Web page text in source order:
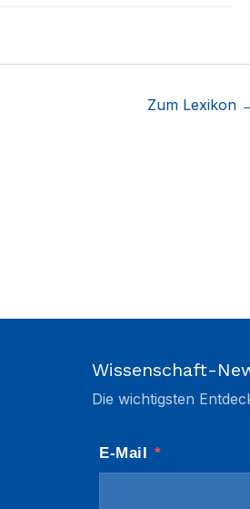
Zum Lexikon
Wissenschaft-
Die wichtigsten